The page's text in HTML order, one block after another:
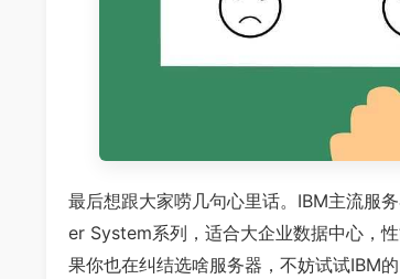
最后想跟大家唠几句心里话。IBM主流服
er System系列，适合大企业数据中心，
果你也在纠结选啥服务器，不妨试试IBM